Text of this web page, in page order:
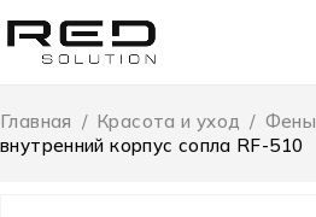
Главная / Красота и уход / Фены
внутренний корпус сопла RF-510